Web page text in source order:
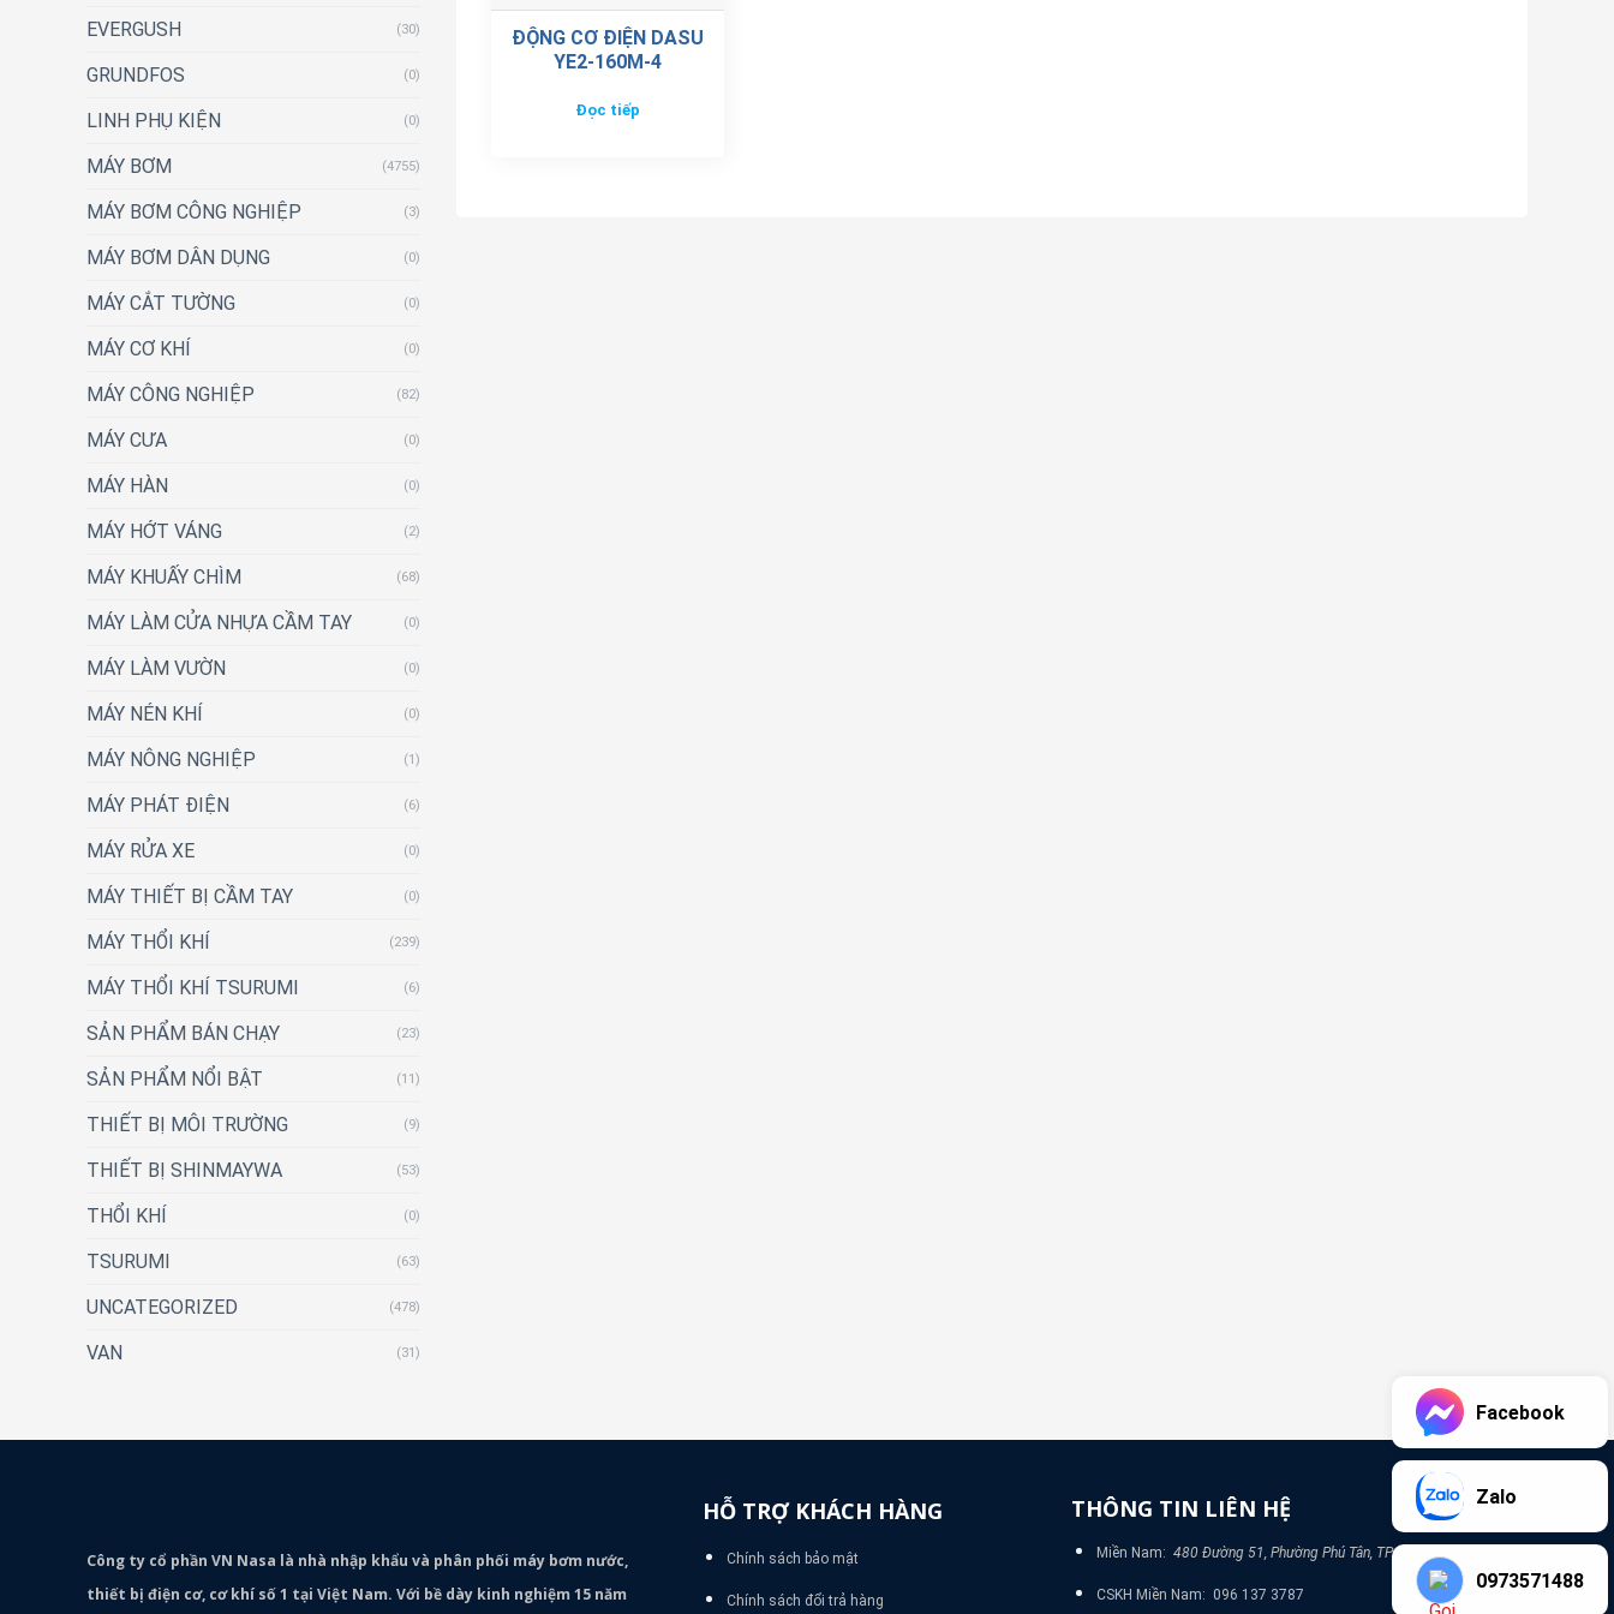
EVERGUSH (30)
GRUNDFOS (0)
LINH PHỤ KIỆN (0)
MÁY BƠM (4755)
MÁY BƠM CÔNG NGHIỆP (3)
MÁY BƠM DÂN DỤNG (0)
MÁY CẮT TƯỜNG (0)
MÁY CƠ KHÍ (0)
MÁY CÔNG NGHIỆP (82)
MÁY CƯA (0)
MÁY HÀN (0)
MÁY HỚT VÁNG (2)
MÁY KHUẤY CHÌM (68)
MÁY LÀM CỬA NHỰA CẦM TAY (0)
MÁY LÀM VƯỜN (0)
MÁY NÉN KHÍ (0)
MÁY NÔNG NGHIỆP (1)
MÁY PHÁT ĐIỆN (6)
MÁY RỬA XE (0)
MÁY THIẾT BỊ CẦM TAY (0)
MÁY THỔI KHÍ (239)
MÁY THỔI KHÍ TSURUMI (6)
SẢN PHẨM BÁN CHẠY (23)
SẢN PHẨM NỔI BẬT (11)
THIẾT BỊ MÔI TRƯỜNG (9)
THIẾT BỊ SHINMAYWA (53)
THỔI KHÍ (0)
TSURUMI (63)
UNCATEGORIZED (478)
VAN (31)
ĐỘNG CƠ ĐIỆN DASU
YE2-160M-4
Đọc tiếp
Công ty cổ phần VN Nasa là nhà nhập khẩu và phân phối máy bơm nước,
thiết bị điện cơ, cơ khí số 1 tại Việt Nam. Với bề dày kinh nghiệm 15 năm
HỖ TRỢ KHÁCH HÀNG
Chính sách bảo mật
Chính sách đổi trả hàng
THÔNG TIN LIÊN HỆ
Miền Nam: 480 Đường 51, Phường Phú Tân, TP Bình Dương
CSKH Miền Nam: 096 137 3787
Facebook
Zalo
0973571488